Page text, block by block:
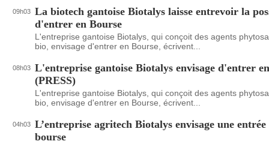
09h03 La biotech gantoise Biotalys laisse entrevoir la
d'entrer en Bourse
L'entreprise gantoise Biotalys, qui conçoit des agents
bio, envisage d'entrer en Bourse, écrivent...
08h03 L'entreprise gantoise Biotalys envisage d'entrer
(PRESS)
L'entreprise gantoise Biotalys, qui conçoit des agents
bio, envisage d'entrer en Bourse, écrivent...
04h03 L’entreprise agritech Biotalys envisage une entrée
bourse